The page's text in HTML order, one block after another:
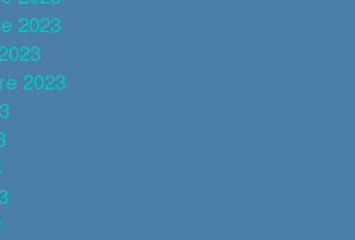
2023
2023